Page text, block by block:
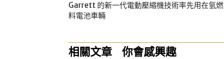
Garrett 的新一代電動壓縮機技術率先用在氫燃
料電池車輛
相關文章 你會感興趣